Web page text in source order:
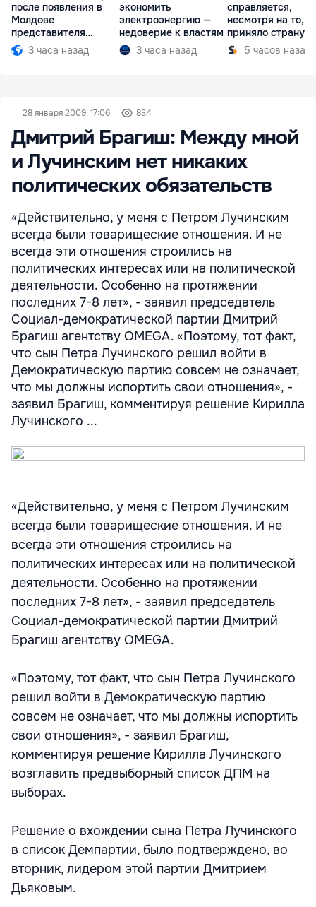
после появления в
Молдове
представителя
Южной Осетии
3 часа назад
экономить
электроэнергию —
недоверие к властям
3 часа назад
справляется,
несмотря на то,
приняло страну в
разгар кризиса
5 часов назад
28 января 2009, 17:06 834
Дмитрий Брагиш: Между мной
и Лучинским нет никаких
политических обязательств
«Действительно, у меня с Петром Лучинским
всегда были товарищеские отношения. И не
всегда эти отношения строились на
политических интересах или на политической
деятельности. Особенно на протяжении
последних 7-8 лет», - заявил председатель
Социал-демократической партии Дмитрий
Брагиш агентству OMEGA. «Поэтому, тот факт,
что сын Петра Лучинского решил войти в
Демократическую партию совсем не означает,
что мы должны испортить свои отношения», -
заявил Брагиш, комментируя решение Кирилла
Лучинского ...
«Действительно, у меня с Петром Лучинским
всегда были товарищеские отношения. И не
всегда эти отношения строились на
политических интересах или на политической
деятельности. Особенно на протяжении
последних 7-8 лет», - заявил председатель
Социал-демократической партии Дмитрий
Брагиш агентству OMEGA.
«Поэтому, тот факт, что сын Петра Лучинского
решил войти в Демократическую партию
совсем не означает, что мы должны испортить
свои отношения», - заявил Брагиш,
комментируя решение Кирилла Лучинского
возглавить предвыборный список ДПМ на
выборах.
Решение о вхождении сына Петра Лучинского
в список Демпартии, было подтверждено, во
вторник, лидером этой партии Дмитрием
Дьяковым.